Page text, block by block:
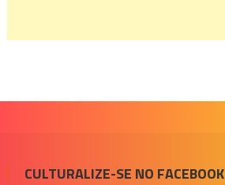
CULTURALIZE-SE NO FACEBOOK